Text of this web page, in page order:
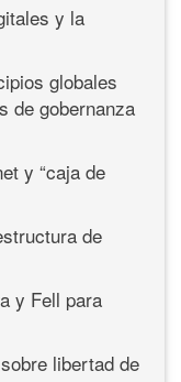
y la
globales
de gobernanza
y “caja de
de
y Fell para
libertad de